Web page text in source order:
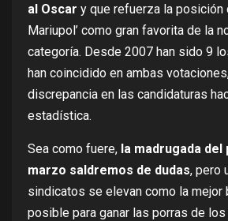
al Oscar y que refuerza la posición
Mariupol’ como gran favorita de la
categoría. Desde 2007 han sido 9
han coincidido en ambas
discrepancia en las candidaturas
estadística.
Sea como fuere, la madrugada del
marzo saldremos de dudas, pero
sindicatos se elevan como la mejor
posible para ganar las porras de